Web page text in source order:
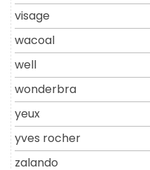
visage
wacoal
well
wonderbra
yeux
yves rocher
zalando